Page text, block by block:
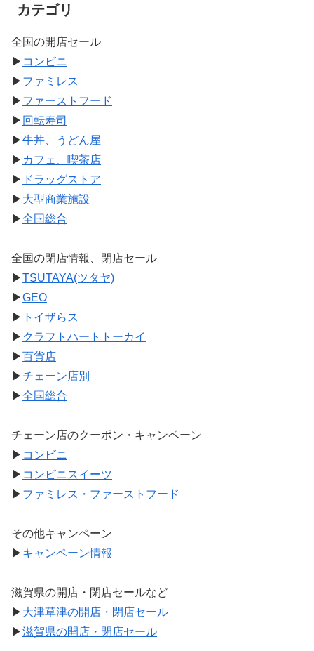
カテゴリ
全国の開店セール
▶ コンビニ
▶ ファミレス
▶ ファーストフード
▶ 回転寿司
▶牛丼、うどん屋
▶ カフェ、喫茶店
▶ ドラッグストア
▶ 大型商業施設
▶全国総合
全国の閉店情報、閉店セール
▶TSUTAYA(ツタヤ)
▶GEO
▶ トイザらス
▶ クラフトハートトーカイ
▶ 百貨店
▶チェーン店別
▶全国総合
チェーン店のクーポン・キャンペーン
▶ コンビニ
▶ コンビニスイーツ
▶ ファミレス・ファーストフード
その他キャンペーン
▶ キャンペーン情報
滋賀県の開店・閉店セールなど
▶ 大津草津の開店・閉店セール
▶滋賀県の開店・閉店セール